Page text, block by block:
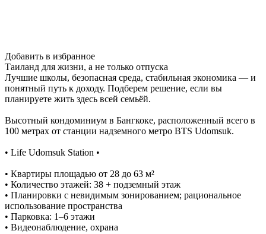
Добавить в избранное
Таиланд для жизни, а не только отпуска
Лучшие школы, безопасная среда, стабильная экономика — и
понятный путь к доходу. Подберем решение, если вы
планируете жить здесь всей семьёй.
Высотный кондоминиум в Бангкоке, расположенный всего в
100 метрах от станции надземного метро BTS Udomsuk.
• Life Udomsuk Station •
• Квартиры площадью от 28 до 63 м²
• Количество этажей: 38 + подземный этаж
• Планировки с невидимым зонированием; рациональное
использование пространства
• Парковка: 1–6 этажи
• Видеонаблюдение, охрана